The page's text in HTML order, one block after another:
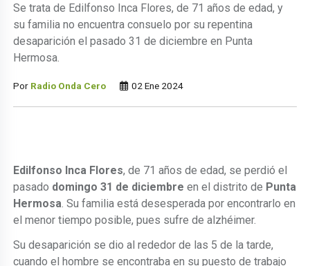
Se trata de Edilfonso Inca Flores, de 71 años de edad, y
su familia no encuentra consuelo por su repentina
desaparición el pasado 31 de diciembre en Punta
Hermosa.
Por Radio Onda Cero 02 Ene 2024
Edilfonso Inca Flores, de 71 años de edad, se perdió el
pasado domingo 31 de diciembre en el distrito de Punta
Hermosa . Su familia está desesperada por encontrarlo en
el menor tiempo posible, pues sufre de alzhéimer.
Su desaparición se dio al rededor de las 5 de la tarde,
cuando el hombre se encontraba en su puesto de trabajo